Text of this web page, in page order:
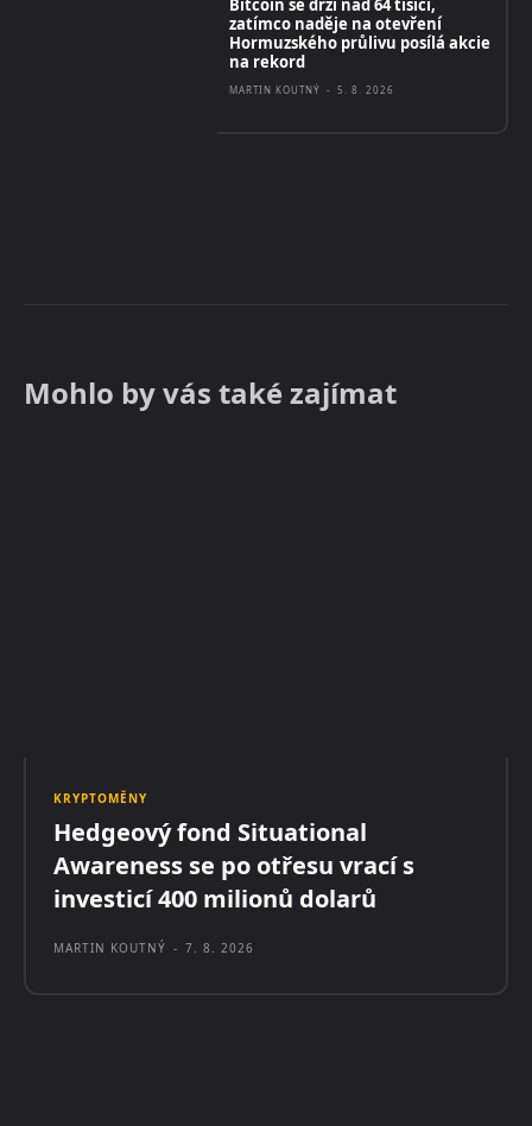
Bitcoin se drží nad 64 tisíci,
zatímco naděje na otevření
Hormuzského průlivu posílá akcie
na rekord
MARTIN KOUTNÝ - 5. 8. 2026
Mohlo by vás také zajímat
KRYPTOMĚNY
Hedgeový fond Situational
Awareness se po otřesu vrací s
investicí 400 milionů dolarů
MARTIN KOUTNÝ - 7. 8. 2026